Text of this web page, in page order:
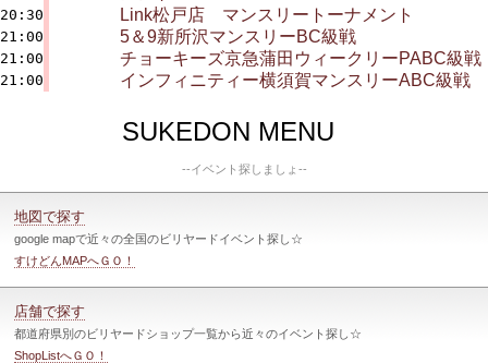
20:30 Link松戸店 マンスリートーナメント
21:00 5＆9新所沢マンスリーBC級戦
21:00 チョーキーズ京急蒲田ウィークリーPABC級戦
21:00 インフィニティー横須賀マンスリーABC級戦
SUKEDON MENU
--イベント探しましょ--
地図で探す
google mapで近々の全国のビリヤードイベント探し☆
すけどんMAPへＧＯ！
店舗で探す
都道府県別のビリヤードショップ一覧から近々のイベント探し☆
ShopListへＧＯ！